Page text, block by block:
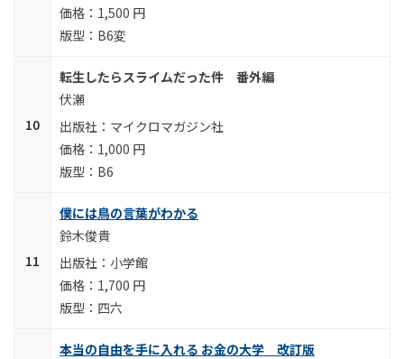
1,500 円
B6変
転生したらスライムだった件 番外編
伏瀬
マイクロマガジン社
1,000 円
B6
僕には鳥の言葉がわかる
鈴木俊貴
小学館
1,700 円
四六
本当の自由を手に入れる お金の大学 改訂版